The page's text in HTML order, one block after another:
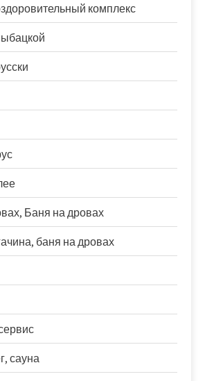
комплекс
Баня на дровах
баня на дровах
сауна